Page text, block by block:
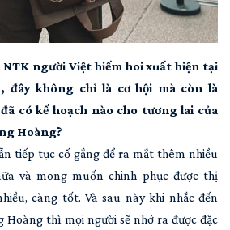
người Việt hiếm hoi xuất hiện tại
đây không chỉ là cơ hội mà còn là
có kế hoạch nào cho tương lai của
Hoàng?
tiếp tục cố gắng để ra mắt thêm nhiều
và mong muốn chinh phục được thị
càng tốt. Và sau này khi nhắc đến
Hoàng thì mọi người sẽ nhớ ra được đặc